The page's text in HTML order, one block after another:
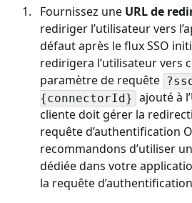
Fournissez une URL de
rediriger l’utilisateur vers
défaut après le flux SSO
redirigera l’utilisateur vers
paramètre de requête
{connectorId} ajouté à
cliente doit gérer la
requête d’authentification
recommandons d’utiliser
dédiée dans votre
la requête